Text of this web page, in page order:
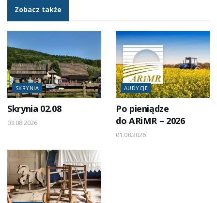
Zobacz także
SKRYNIA
Skrynia 02.08
03.08.2026
AUDYCJE
Po pieniądze
do ARiMR – 2026
01.08.2026